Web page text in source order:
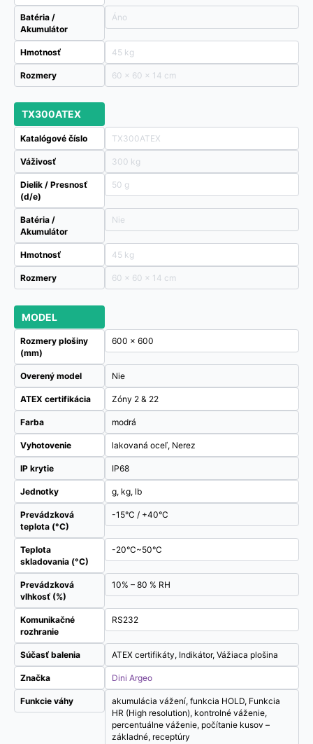
Batéria /
Akumulátor
Áno
Hmotnosť 45 kg
Rozmery 60 × 60 × 14 cm
TX300ATEX
Katalógové číslo TX300ATEX
Váživosť 300 kg
Dielik / Presnosť
(d/e)
50 g
Batéria /
Akumulátor
Nie
Hmotnosť 45 kg
Rozmery 60 × 60 × 14 cm
MODEL
Rozmery plošiny
(mm)
600 x 600
Overený model Nie
ATEX certifikácia Zóny 2 & 22
Farba modrá
Vyhotovenie lakovaná oceľ, Nerez
IP krytie IP68
Jednotky g, kg, lb
Prevádzková
teplota (°C)
-15°C / +40°C
Teplota
skladovania (°C)
-20°C~50°C
Prevádzková
vlhkosť (%)
10% – 80 % RH
Komunikačné
rozhranie
RS232
Súčasť balenia ATEX certifikáty, Indikátor, Vážiaca plošina
Značka Dini Argeo
Funkcie váhy
akumulácia vážení, funkcia HOLD, Funkcia
HR (High resolution), kontrolné váženie,
percentuálne váženie, počítanie kusov –
základné, receptúry